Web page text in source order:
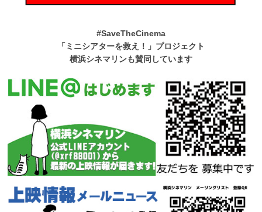
#SaveTheCinema
「ミニシアターを救え！」プロジェクト
横浜シネマリンも賛同しています